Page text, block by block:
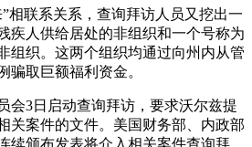
联系关系，查询拜访人员又挖出一
疾人供给居处的非组织和一个号称为
组织。这两个组织均通过向州内从管
骗取巨额福利资金。
3日启动查询拜访，要求沃尔兹提
关案件的文件。美国财务部、内政部
续颁布发表将介入相关案件查询拜